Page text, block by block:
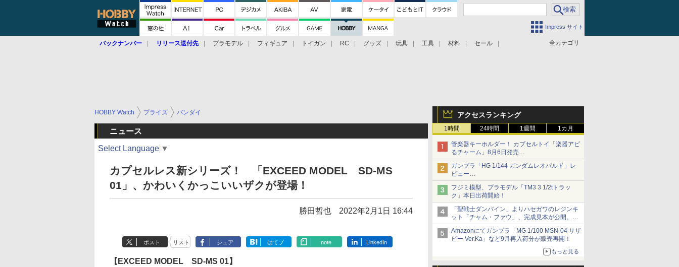
Impress サイト
全カテゴリ
バックナンバー リリース送付先 プラモデル フィギュア トイガン RC グッズ 玩具 工具 材料 セール
アクセスランキング
1時間 24時間 1週間 1カ月
管楽器キーホルダー！ カプセルトイ「楽器アピ
るチャーム」8月6日発売
チューバ、テナサクなど5種各3色
ガンプラ「HG 1/144 ガンダムレオパルド」レ
ビュー
『機動新世紀ガンダムX』30周年！インナーア
ームガトリングの変形機構まで再現し最新フォ
ーマットでキット化！
フジミ模型、プラモデル「TM3 3 1/2tトラッ
ク」本日出荷開始！
「聖戦士ダンバイン」よりハセガワのレジンキ
ット「チャム・ファウ」、完成見本が公開。9
月3日頃発売予定
Amazonにてガンプラ「MG 1/100 MSN-04 サザ
ビー Ver.Ka」など9月再入荷分が販売再開！
もっと見る
HOBBY Watch プライズ バンダイ
ニュース
Select Language ▼
カプセルレス新シリーズ！ 「EXCEED MODEL SD-MS
01」、かわいくかっこいいザクが登場！
勝田哲也 2022年2月1日 16:44
ポスト リスト シェア はてブ note LinkedIn
【EXCEED MODEL SD-MS 01】